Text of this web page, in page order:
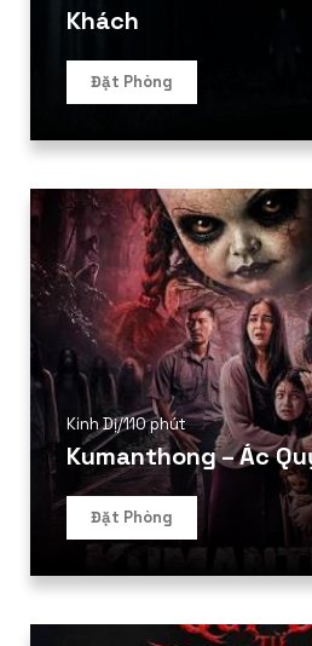
Khách
Đặt Phòng
Kinh Dị/110 phút
Kumanthong – Ác
Đặt Phòng